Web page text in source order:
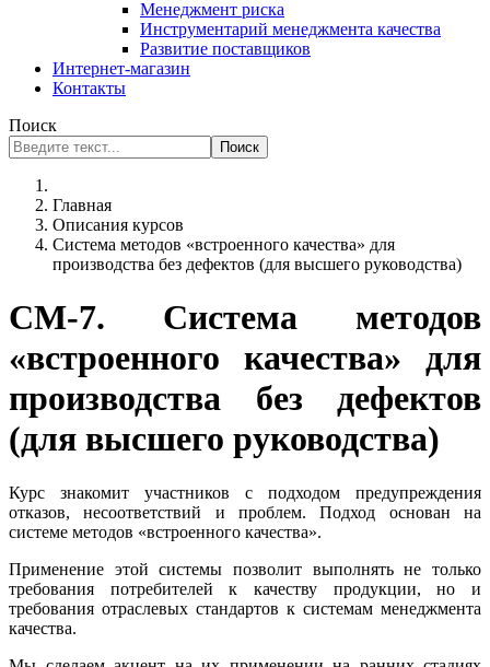
Менеджмент риска
Инструментарий менеджмента качества
Развитие поставщиков
Интернет-магазин
Контакты
Поиск
Поиск
Главная
Описания курсов
Система методов «встроенного качества» для
производства без дефектов (для высшего руководства)
СМ-7. Система методов
«встроенного качества» для
производства без дефектов
(для высшего руководства)
Курс знакомит участников с подходом предупреждения
отказов, несоответствий и проблем. Подход основан на
системе методов «встроенного качества».
Применение этой системы позволит выполнять не только
требования потребителей к качеству продукции, но и
требования отраслевых стандартов к системам менеджмента
качества.